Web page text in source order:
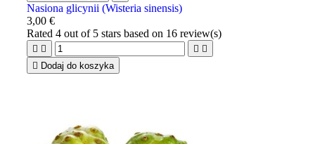
Nasiona glicynii (Wisteria sinensis)
3,00 €
Rated4 out of 5 stars based on 16 review(s)
   
 Dodaj do koszyka